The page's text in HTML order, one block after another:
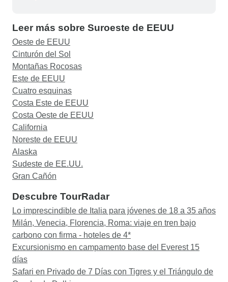
Leer más sobre Suroeste de EEUU
Oeste de EEUU
Cinturón del Sol
Montañas Rocosas
Este de EEUU
Cuatro esquinas
Costa Este de EEUU
Costa Oeste de EEUU
California
Noreste de EEUU
Alaska
Sudeste de EE.UU.
Gran Cañón
Descubre TourRadar
Lo imprescindible de Italia para jóvenes de 18 a 35 años
Milán, Venecia, Florencia, Roma: viaje en tren bajo
carbono con firma - hoteles de 4*
Excursionismo en campamento base del Everest 15
días
Safari en Privado de 7 Días con Tigres y el Triángulo de